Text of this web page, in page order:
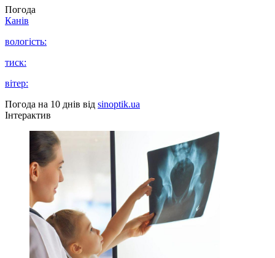
Погода
Канів
вологість:
тиск:
вітер:
Погода на 10 днів від sinoptik.ua
Інтерактив